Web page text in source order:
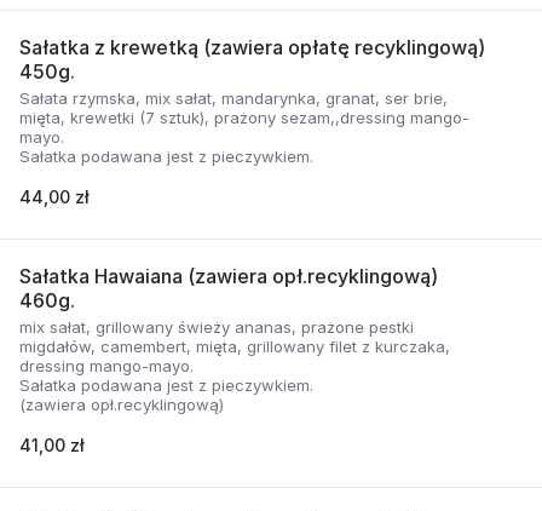
Sałatka z krewetką (zawiera opłatę recyklingową)
450g.
Sałata rzymska, mix sałat, mandarynka, granat, ser brie,
mięta, krewetki (7 sztuk), prażony sezam,,dressing mango-
mayo.
Sałatka podawana jest z pieczywkiem.
44,00 zł
Sałatka Hawaiana (zawiera opł.recyklingową)
460g.
mix sałat, grillowany świeży ananas, prażone pestki
migdałów, camembert, mięta, grillowany filet z kurczaka,
dressing mango-mayo.
Sałatka podawana jest z pieczywkiem.
(zawiera opł.recyklingową)
41,00 zł